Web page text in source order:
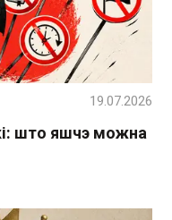
што яшчэ можна
19.07.2026